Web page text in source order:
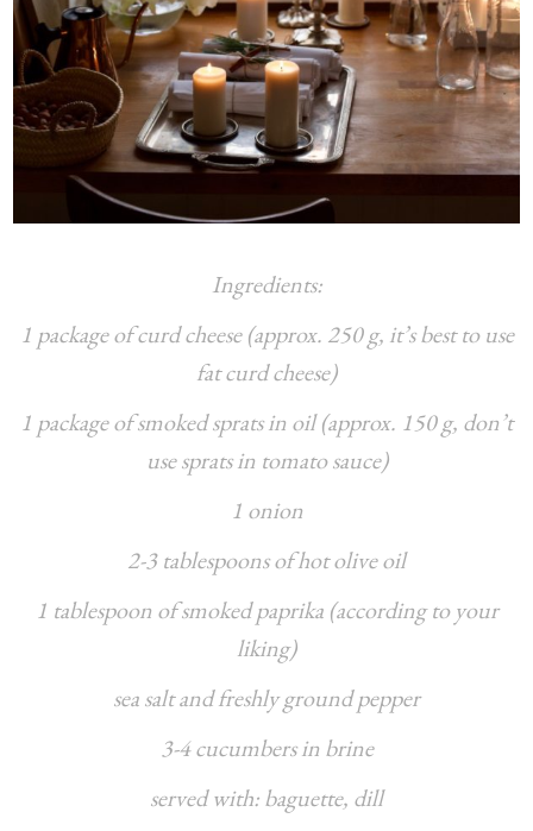
Ingredients:
1 package of curd cheese (approx. 250 g, it’s best to use
fat curd cheese)
1 package of smoked sprats in oil (approx. 150 g, don’t
use sprats in tomato sauce)
1 onion
2-3 tablespoons of hot olive oil
1 tablespoon of smoked paprika (according to your
liking)
sea salt and freshly ground pepper
3-4 cucumbers in brine
served with: baguette, dill